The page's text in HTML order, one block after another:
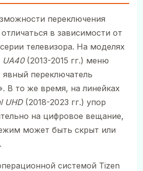
переключения
в зависимости от
телевизора. На моделях
UA40(2013-2015 гг.) меню
переключатель
В то же время, на линейках
UHD(2018-2023 гг.) упор
на цифровое вещание,
может быть скрыт или
системой Tizen